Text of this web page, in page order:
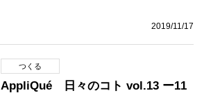
2019/11/17
つくる
AppliQué 日々のコト vol.13 ー11